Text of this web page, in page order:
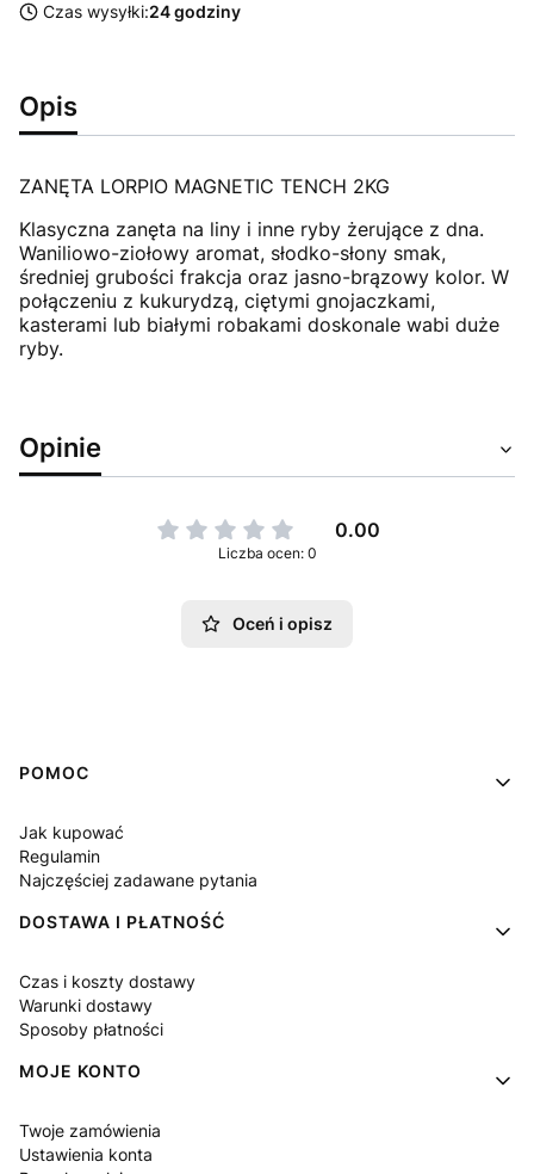
Czas wysyłki:24 godziny
Opis
ZANĘTA LORPIO MAGNETIC TENCH 2KG
Klasyczna zanęta na liny i inne ryby żerujące z dna.
Waniliowo-ziołowy aromat, słodko-słony smak,
średniej grubości frakcja oraz jasno-brązowy kolor. W
połączeniu z kukurydzą, ciętymi gnojaczkami,
kasterami lub białymi robakami doskonale wabi duże
ryby.
Opinie
0.00
Liczba ocen: 0
Oceń i opisz
Linki w stopce
POMOC
Jak kupować
Regulamin
Najczęściej zadawane pytania
DOSTAWA I PŁATNOŚĆ
Czas i koszty dostawy
Warunki dostawy
Sposoby płatności
MOJE KONTO
Twoje zamówienia
Ustawienia konta